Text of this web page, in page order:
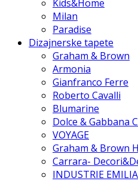
Kids&Home
Milan
Paradise
Dizajnerske tapete
Graham & Brown
Armonia
Gianfranco Ferre
Roberto Cavalli
Blumarine
Dolce & Gabbana
VOYAGE
Graham & Brown
Carrara-
INDUSTRIE